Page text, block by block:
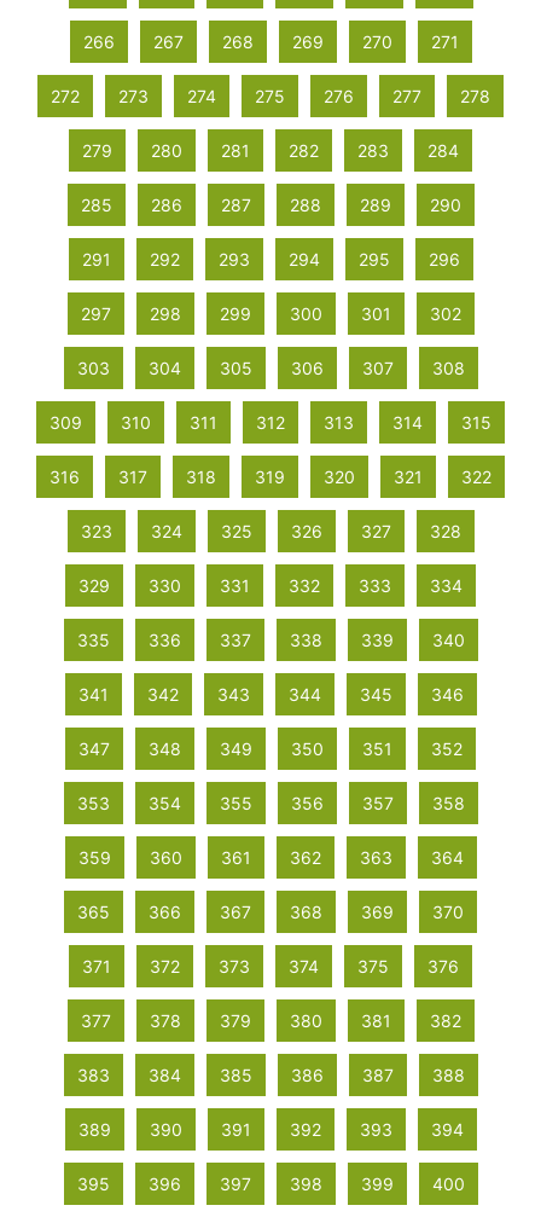
266 267 268 269 270 271
272 273 274 275 276 277 278
279 280 281 282 283 284
285 286 287 288 289 290
291 292 293 294 295 296
297 298 299 300 301 302
303 304 305 306 307 308
309 310 311 312 313 314 315
316 317 318 319 320 321 322
323 324 325 326 327 328
329 330 331 332 333 334
335 336 337 338 339 340
341 342 343 344 345 346
347 348 349 350 351 352
353 354 355 356 357 358
359 360 361 362 363 364
365 366 367 368 369 370
371 372 373 374 375 376
377 378 379 380 381 382
383 384 385 386 387 388
389 390 391 392 393 394
395 396 397 398 399 400